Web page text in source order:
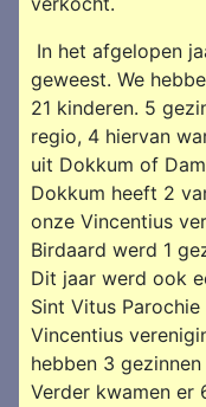
In het afgelopen
geweest. We
21 kinderen. 5
regio, 4 hiervan
uit Dokkum of
Dokkum heeft 2
onze Vincentius
Birdaard werd 1
Dit jaar werd ook
Sint Vitus
Vincentius
hebben 3
Verder kwamen er